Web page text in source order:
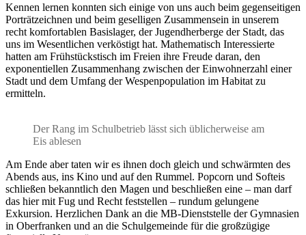
Kennen lernen konnten sich einige von uns auch beim gegenseitigen
Porträtzeichnen und beim geselligen Zusammensein in unserem
recht komfortablen Basislager, der Jugendherberge der Stadt, das
uns im Wesentlichen verköstigt hat. Mathematisch Interessierte
hatten am Frühstückstisch im Freien ihre Freude daran, den
exponentiellen Zusammenhang zwischen der Einwohnerzahl einer
Stadt und dem Umfang der Wespenpopulation im Habitat zu
ermitteln.
Der Rang im Schulbetrieb lässt sich üblicherweise am
Eis ablesen
Am Ende aber taten wir es ihnen doch gleich und schwärmten des
Abends aus, ins Kino und auf den Rummel. Popcorn und Softeis
schließen bekanntlich den Magen und beschließen eine – man darf
das hier mit Fug und Recht feststellen – rundum gelungene
Exkursion. Herzlichen Dank an die MB-Dienststelle der Gymnasien
in Oberfranken und an die Schulgemeinde für die großzügige